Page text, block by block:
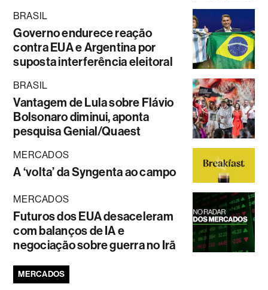
BRASIL
Governo endurece reação
contra EUA e Argentina por
suposta interferência eleitoral
BRASIL
Vantagem de Lula sobre Flávio
Bolsonaro diminui, aponta
pesquisa Genial/Quaest
MERCADOS
A ‘volta’ da Syngenta ao campo
MERCADOS
Futuros dos EUA desaceleram
com balanços de IA e
negociação sobre guerra no Irã
MERCADOS